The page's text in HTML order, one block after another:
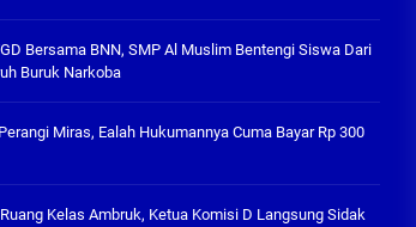
06/08/2026
Gelar FGD Bersama BNN, SMP Al
Muslim Bentengi Siswa Dari
05/08/2026
Hukumannya Cuma Bayar Rp
300 Ribu
Bersama BNN, SMP Al Muslim Bentengi Siswa Dari
Buruk Narkoba
Miras, Ealah Hukumannya Cuma Bayar Rp 300
Kelas Ambruk, Ketua Komisi D Langsung Sidak